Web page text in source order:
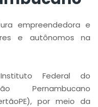
empreendedora e
e autônomos na
Federal do
Pernambucano
por meio da